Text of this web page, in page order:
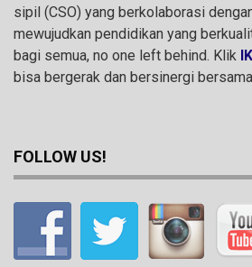
sipil (CSO) yang berkolaborasi
mewujudkan pendidikan yang
bagi semua, no one left behind. Klik
bisa bergerak dan bersinergi
FOLLOW US!